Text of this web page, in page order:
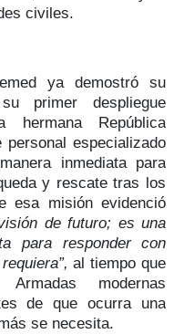
civiles.
ya demostró su
su primer despliegue
República
personal especializado
inmediata para
y rescate tras los
esa misión evidenció
de futuro; es una
para responder con
al tiempo que
modernas
de que ocurra una
se necesita.